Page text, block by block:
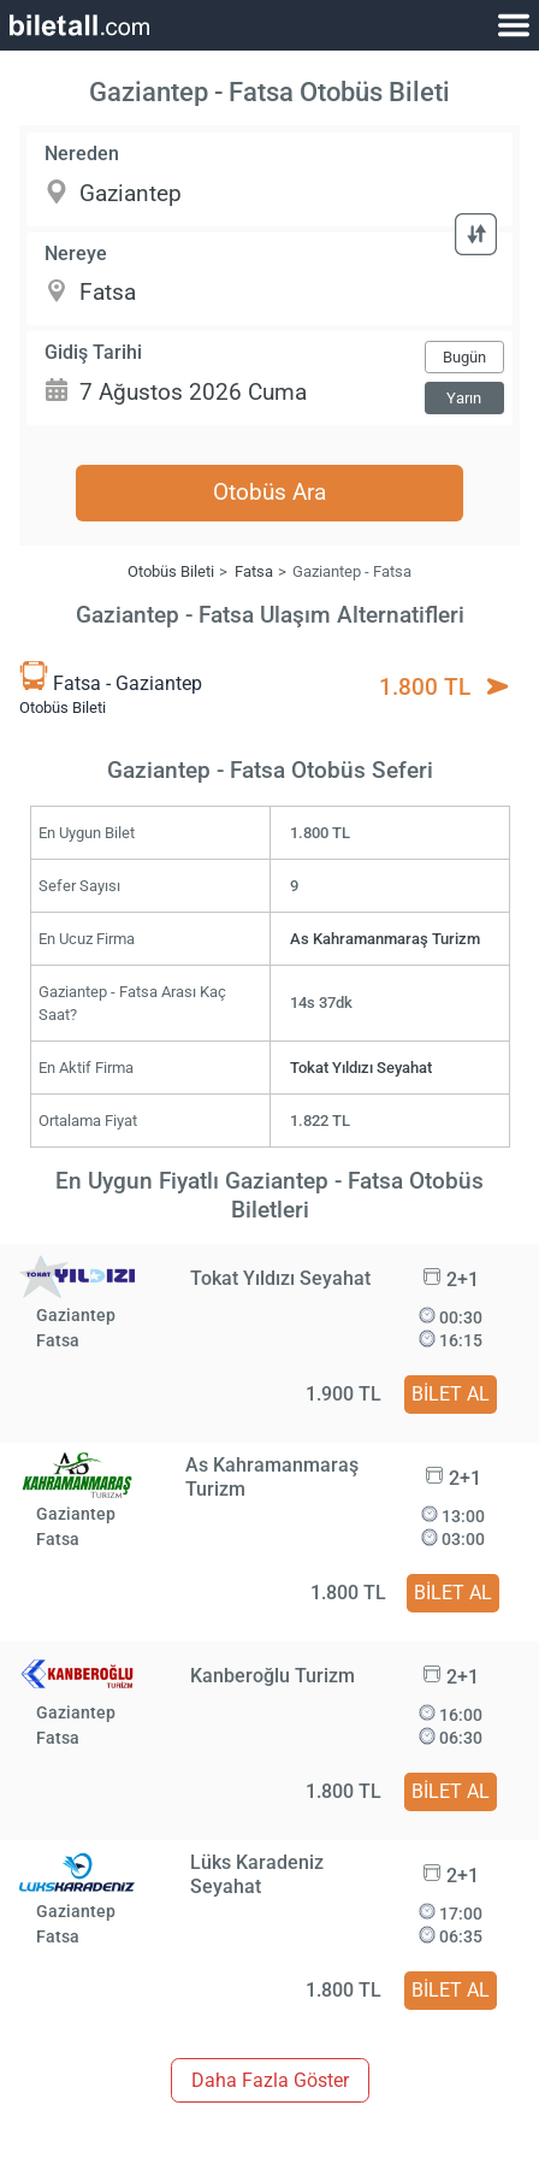
Gaziantep - Fatsa Otobüs Bileti
Nereden
Nereye
Gidiş Tarihi Bugün
Yarın
Otobüs Ara
Otobüs Bileti Fatsa Gaziantep - Fatsa
Gaziantep - Fatsa Ulaşım Alternatifleri
Fatsa - Gaziantep
Otobüs Bileti
1.800 TL
Gaziantep - Fatsa Otobüs Seferi
En Uygun Bilet 1.800 TL
Sefer Sayısı 9
En Ucuz Firma As Kahramanmaraş Turizm
Gaziantep - Fatsa Arası Kaç
Saat?
14s 37dk
En Aktif Firma Tokat Yıldızı Seyahat
Ortalama Fiyat 1.822 TL
En Uygun Fiyatlı Gaziantep - Fatsa Otobüs
Biletleri
Tokat Yıldızı Seyahat 2+1
Gaziantep
Fatsa
00:30
16:15
1.900 TL BİLET AL
As Kahramanmaraş
Turizm
2+1
Gaziantep
Fatsa
13:00
03:00
1.800 TL BİLET AL
Kanberoğlu Turizm 2+1
Gaziantep
Fatsa
16:00
06:30
1.800 TL BİLET AL
Lüks Karadeniz
Seyahat
2+1
Gaziantep
Fatsa
17:00
06:35
1.800 TL BİLET AL
Daha Fazla Göster